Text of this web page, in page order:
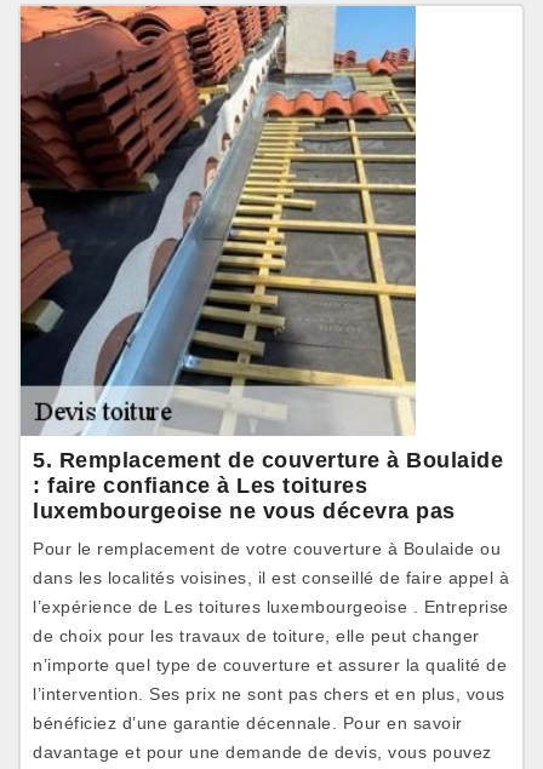
5. Remplacement de couverture à Boulaide
: faire confiance à Les toitures
luxembourgeoise ne vous décevra pas
Pour le remplacement de votre couverture à Boulaide ou
dans les localités voisines, il est conseillé de faire appel à
l’expérience de Les toitures luxembourgeoise . Entreprise
de choix pour les travaux de toiture, elle peut changer
n’importe quel type de couverture et assurer la qualité de
l’intervention. Ses prix ne sont pas chers et en plus, vous
bénéficiez d’une garantie décennale. Pour en savoir
davantage et pour une demande de devis, vous pouvez